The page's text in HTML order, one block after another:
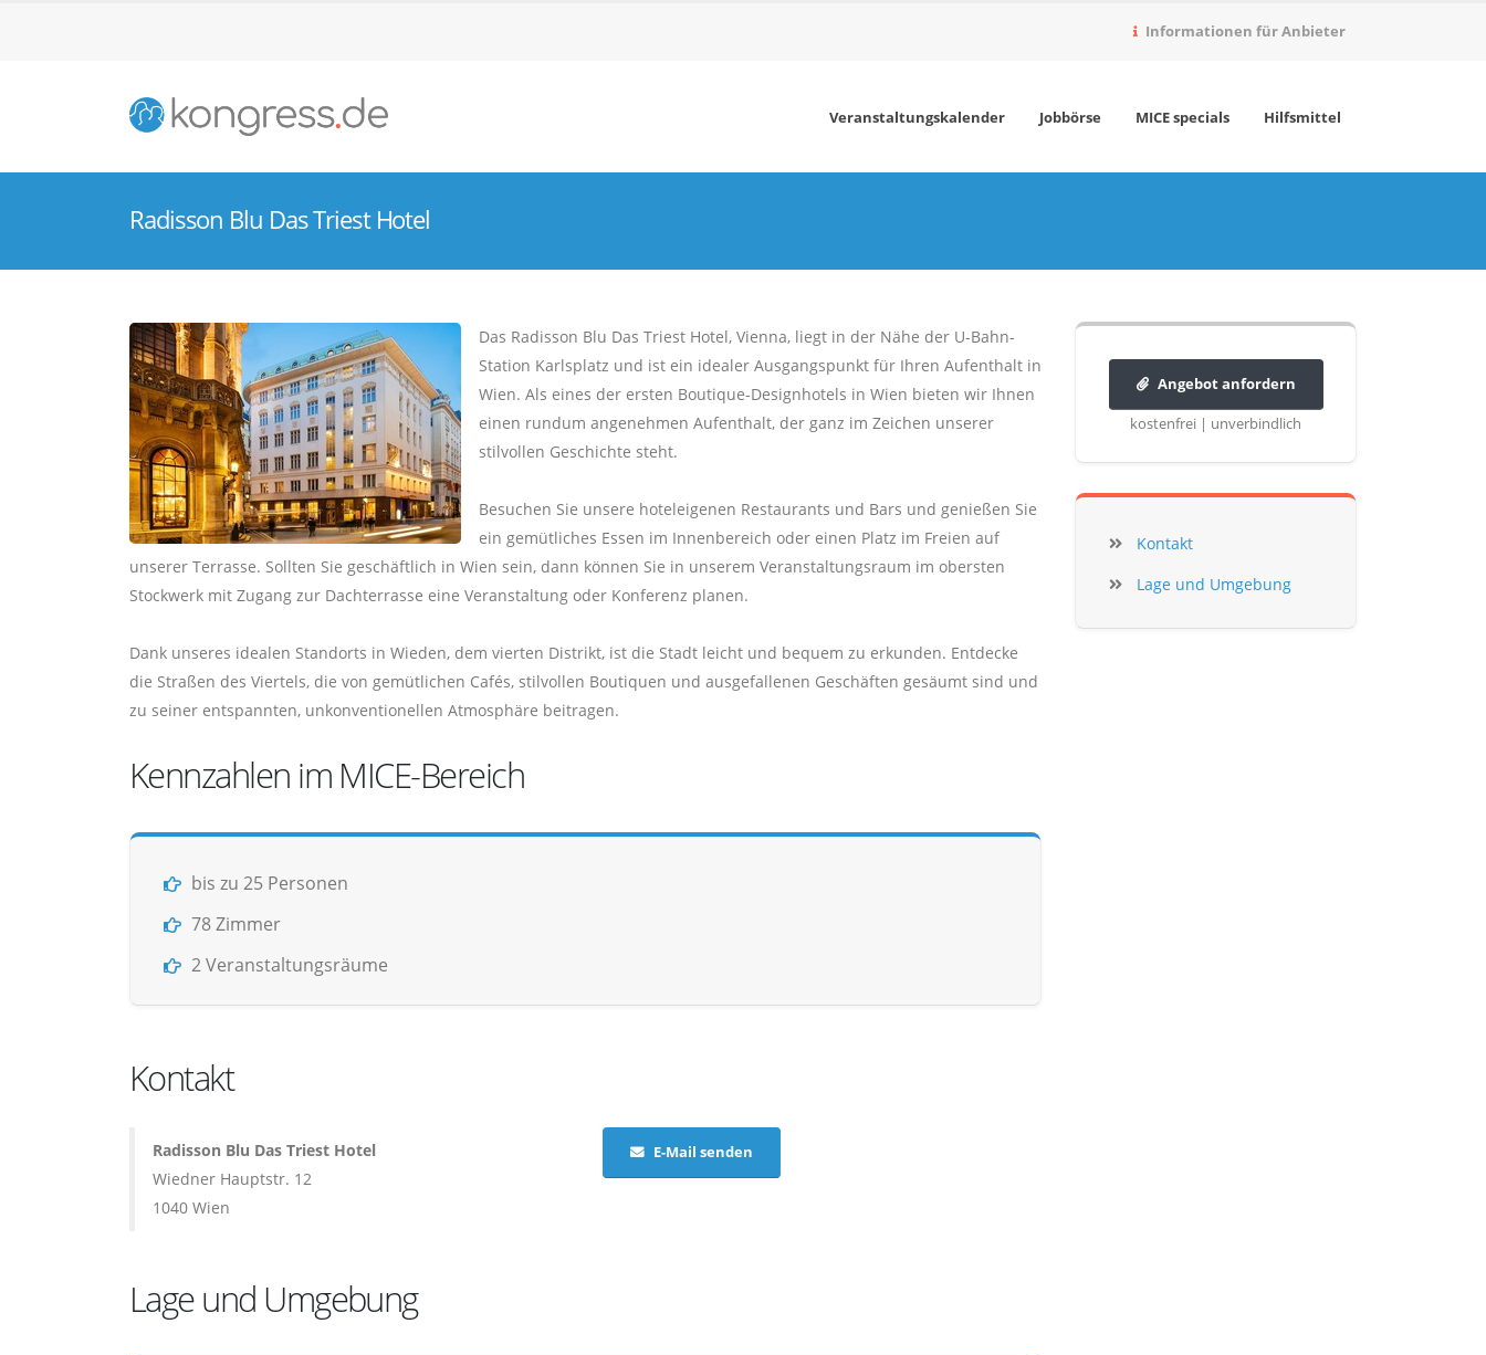
Informationen für Anbieter
Veranstaltungskalender Jobbörse MICE specials Hilfsmittel
Radisson Blu Das Triest Hotel
Das Radisson Blu Das Triest Hotel, Vienna, liegt in der Nähe der U-Bahn-
Station Karlsplatz und ist ein idealer Ausgangspunkt für Ihren Aufenthalt in
Wien. Als eines der ersten Boutique-Designhotels in Wien bieten wir Ihnen
einen rundum angenehmen Aufenthalt, der ganz im Zeichen unserer
stilvollen Geschichte steht.
Besuchen Sie unsere hoteleigenen Restaurants und Bars und genießen Sie
ein gemütliches Essen im Innenbereich oder einen Platz im Freien auf
unserer Terrasse. Sollten Sie geschäftlich in Wien sein, dann können Sie in unserem Veranstaltungsraum im obersten
Stockwerk mit Zugang zur Dachterrasse eine Veranstaltung oder Konferenz planen.
Dank unseres idealen Standorts in Wieden, dem vierten Distrikt, ist die Stadt leicht und bequem zu erkunden. Entdecke
die Straßen des Viertels, die von gemütlichen Cafés, stilvollen Boutiquen und ausgefallenen Geschäften gesäumt sind und
zu seiner entspannten, unkonventionellen Atmosphäre beitragen.
Kennzahlen im MICE-Bereich
bis zu 25 Personen
78 Zimmer
2 Veranstaltungsräume
Kontakt
Radisson Blu Das Triest Hotel
Wiedner Hauptstr. 12
1040 Wien
E-Mail senden
Lage und Umgebung
Angebot anfordern
kostenfrei | unverbindlich
Kontakt
Lage und Umgebung